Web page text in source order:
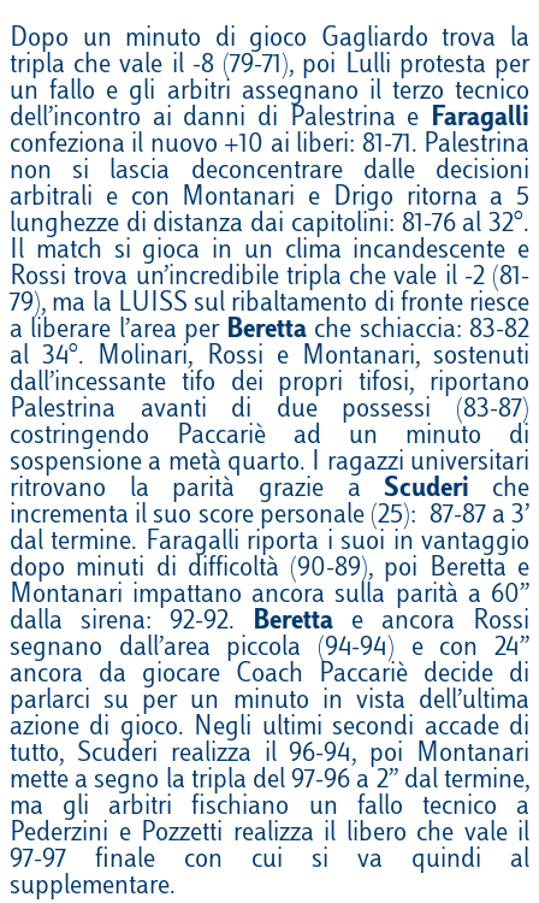
Dopo un minuto di gioco Gagliardo trova la
tripla che vale il -8 (79-71), poi Lulli protesta per
un fallo e gli arbitri assegnano il terzo tecnico
dell’incontro ai danni di Palestrina e Faragalli
confeziona il nuovo +10 ai liberi: 81-71. Palestrina
non si lascia deconcentrare dalle decisioni
arbitrali e con Montanari e Drigo ritorna a 5
lunghezze di distanza dai capitolini: 81-76 al 32°.
Il match si gioca in un clima incandescente e
Rossi trova un’incredibile tripla che vale il -2 (81-
79), ma la LUISS sul ribaltamento di fronte riesce
a liberare l’area per Beretta che schiaccia: 83-82
al 34°. Molinari, Rossi e Montanari, sostenuti
dall’incessante tifo dei propri tifosi, riportano
Palestrina avanti di due possessi (83-87)
costringendo Paccariè ad un minuto di
sospensione a metà quarto. I ragazzi universitari
ritrovano la parità grazie a Scuderi che
incrementa il suo score personale (25): 87-87 a 3’
dal termine. Faragalli riporta i suoi in vantaggio
dopo minuti di difficoltà (90-89), poi Beretta e
Montanari impattano ancora sulla parità a 60’’
dalla sirena: 92-92. Beretta e ancora Rossi
segnano dall’area piccola (94-94) e con 24’’
ancora da giocare Coach Paccariè decide di
parlarci su per un minuto in vista dell’ultima
azione di gioco. Negli ultimi secondi accade di
tutto, Scuderi realizza il 96-94, poi Montanari
mette a segno la tripla del 97-96 a 2’’ dal termine,
ma gli arbitri fischiano un fallo tecnico a
Pederzini e Pozzetti realizza il libero che vale il
97-97 finale con cui si va quindi al
supplementare.